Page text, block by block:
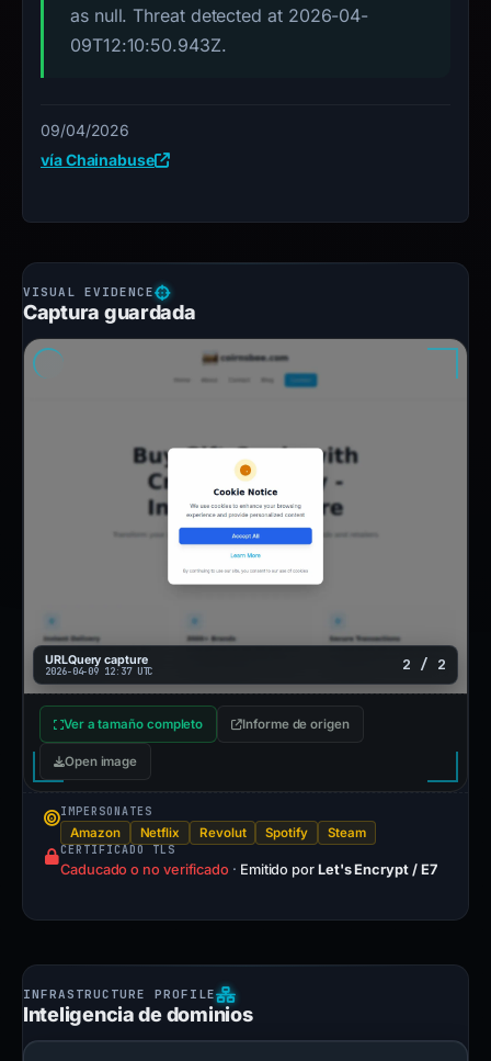
as null. Threat detected at 2026-04-
09T12:10:50.943Z.
09/04/2026
vía Chainabuse
Captura guardada
URLQuery capture
2026-04-09 12:37 UTC 2 / 2
Ver a tamaño completo Informe de origen
Open image
IMPERSONATES
Amazon Netflix Revolut Spotify Steam
CERTIFICADO TLS
Caducado o no verificado · Emitido por Let's Encrypt / E7
Inteligencia de dominios